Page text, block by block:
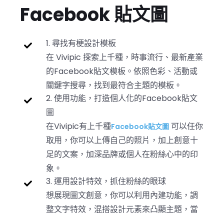
Facebook 貼文圖
1. 尋找有梗設計模板
在 Vivipic 探索上千種，時事流行、最新產業
的Facebook貼文模板。依照色彩、活動或
關鍵字搜尋，找到最符合主題的模板。
2. 使用功能，打造個人化的Facebook貼文
圖
在Vivipic有上千種Facebook貼文圖 可以任你
取用，你可以上傳自己的照片，加上創意十
足的文案，加深品牌或個人在粉絲心中的印
象。
3. 運用設計特效，抓住粉絲的眼球
想展現圖文創意，你可以利用內建功能，調
整文字特效，混搭設計元素來凸顯主題，當